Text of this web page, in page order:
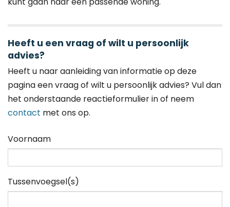
Heeft u een vraag of wilt u persoonlijk
advies?
Heeft u naar aanleiding van informatie op deze
pagina een vraag of wilt u persoonlijk advies? Vul dan
het onderstaande reactieformulier in of neem
contact met ons op.
Voornaam
Tussenvoegsel(s)